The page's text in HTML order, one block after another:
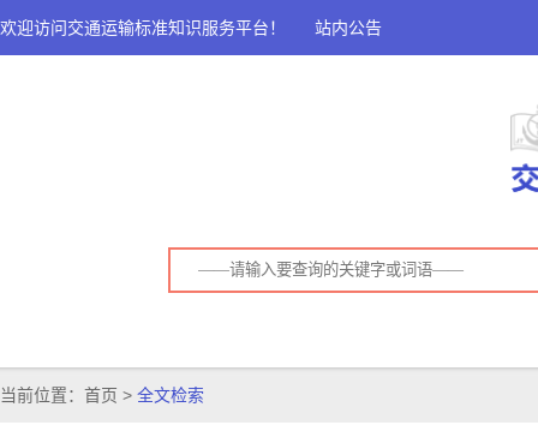
欢迎访问交通运输标准知识服务平台！ 站内公告
当前位置： 首页 > 全文检索